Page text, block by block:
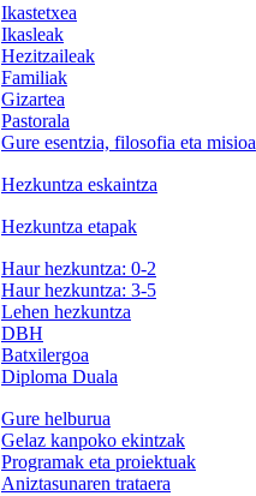
Ikastetxea
Ikasleak
Hezitzaileak
Familiak
Gizartea
Pastorala
Gure esentzia, filosofia eta misioa
Hezkuntza eskaintza
Hezkuntza etapak
Haur hezkuntza: 0-2
Haur hezkuntza: 3-5
Lehen hezkuntza
DBH
Batxilergoa
Diploma Duala
Gure helburua
Gelaz kanpoko ekintzak
Programak eta proiektuak
Aniztasunaren trataera